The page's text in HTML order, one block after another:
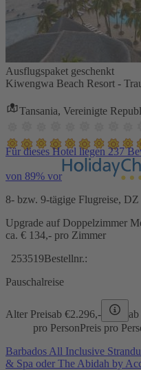
Ausflugspaket geschenkt
Kiwengwa Beach Resort -
Tansania, Vereinigte
Für dieses Hotel liegen 237
von 89% vor
8- bzw. 9-tägige Flugreise,
Upgrade auf Doppelzimmer
ca. € 134,- pro Zimmer
253519Bestellnr.:
Pauschalreise
Alter Preisab €2.296,-
pro PersonPreis pro
Barbados All Inclusive
& Spa oder The Abidah by